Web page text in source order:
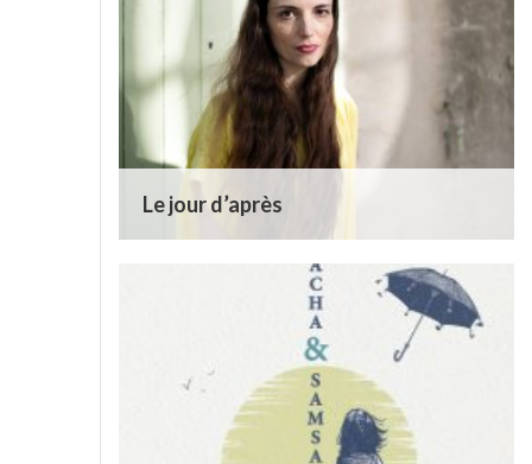
Le jour d’après